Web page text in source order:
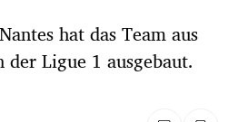
hat das Team aus
Ligue 1 ausgebaut.